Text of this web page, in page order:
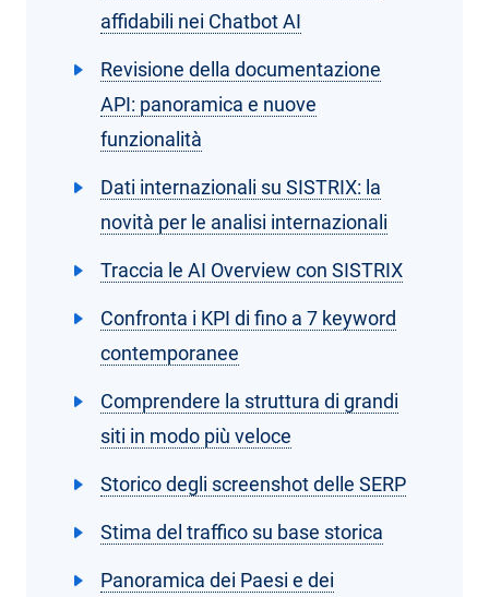
affidabili nei Chatbot AI
Revisione della documentazione
API: panoramica e nuove
funzionalità
Dati internazionali su SISTRIX: la
novità per le analisi internazionali
Traccia le AI Overview con SISTRIX
Confronta i KPI di fino a 7 keyword
contemporanee
Comprendere la struttura di grandi
siti in modo più veloce
Storico degli screenshot delle SERP
Stima del traffico su base storica
Panoramica dei Paesi e dei